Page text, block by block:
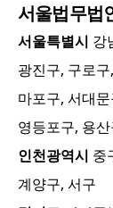
서울법무법
서울특별시 강
광진구, 구로
마포구, 서대
영등포구, 용
인천광역시 중
계양구, 서구